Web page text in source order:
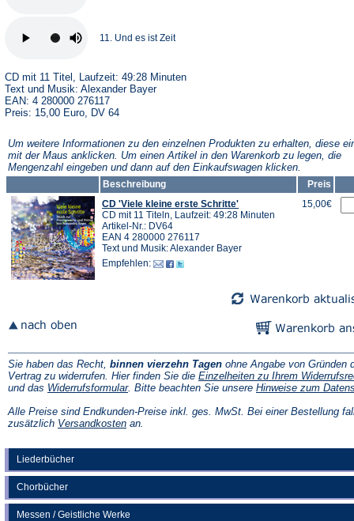
Liederbücher
Chorbücher
Messen / Geistliche Werke
11. Und es ist Zeit
CD mit 11 Titel, Laufzeit: 49:28 Minuten
Text und Musik: Alexander Bayer
EAN: 4 280000 276117
Preis: 15,00 Euro, DV 64
Um weitere Informationen zu den einzelnen Produkten zu erhalten, diese
mit der Maus anklicken. Um einen Artikel in den Warenkorb zu legen, die
Mengenzahl eingeben und dann auf den Einkaufswagen klicken.
Beschreibung
Preis
CD 'Viele kleine erste Schritte'
CD mit 11 Titeln, Laufzeit: 49:28 Minuten
Artikel-Nr.: DV64
EAN 4 280000 276117
Text und Musik: Alexander Bayer
Empfehlen:
15,00€
Sie haben das Recht, binnen vierzehn Tagen ohne Angabe von Gründen
Vertrag zu widerrufen. Hier finden Sie die Einzelheiten zu Ihrem
und das Widerrufsformular(Öffnet
einem
neuen
. Bitte beachten Sie unsere Hinweise zum
Alle Preise sind Endkunden-Preise inkl. ges. MwSt. Bei einer Bestellung
zusätzlich Versandkosten(Öffnet
an.